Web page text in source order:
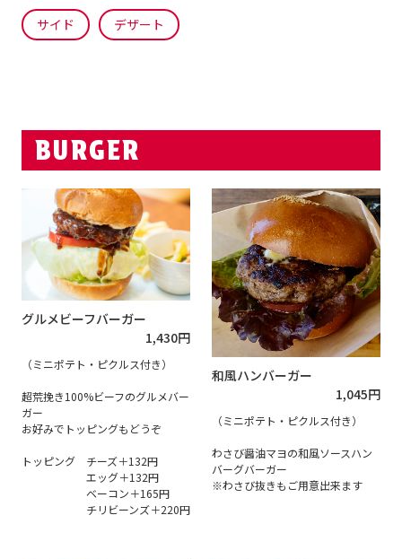
サイド デザート
BURGER
グルメビーフバーガー
1,430円
（ミニポテト・ピクルス付き）
超荒挽き100%ビーフのグルメバー
ガー
お好みでトッピングもどうぞ
トッピング チーズ＋132円
エッグ＋132円
ベーコン＋165円
チリビーンズ＋220円
和風ハンバーガー
1,045円
（ミニポテト・ピクルス付き）
わさび醤油マヨの和風ソースハン
バーグバーガー
※わさび抜きもご用意出来ます